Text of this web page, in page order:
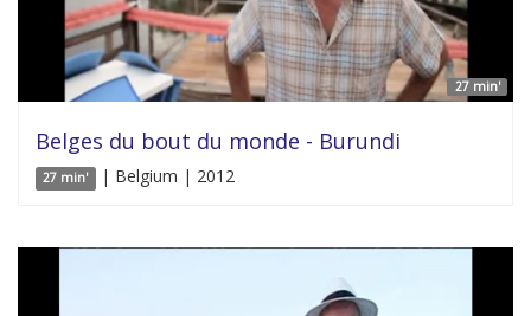
27 min'
Belges du bout du monde - Burundi
27 min' | Belgium | 2012